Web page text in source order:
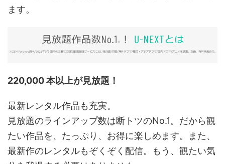
ます。
220,000 本以上が見放題！
最新レンタル作品も充実。
見放題のラインアップ数は断トツのNo.1。だから観
たい作品を、たっぷり、お得に楽しめます。また、
最新作のレンタルもぞくぞく配信。もう、観たい気